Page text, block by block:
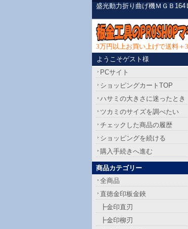
盛光動力折り曲げ機ＭＧＢ
3万円以上お買い上げで送料＋
ようこそゲスト様
PCサイト
ショッピングカートTOP
ハサミの大きさに迷ったとき
ツカミのサイズを調べたい
チェックした商品の履歴
ショッピングを続ける
購入手続きへ進む
商品カテゴリー
全商品
直徳金印板金鋏
┣金印直刃
┣金印柳刃